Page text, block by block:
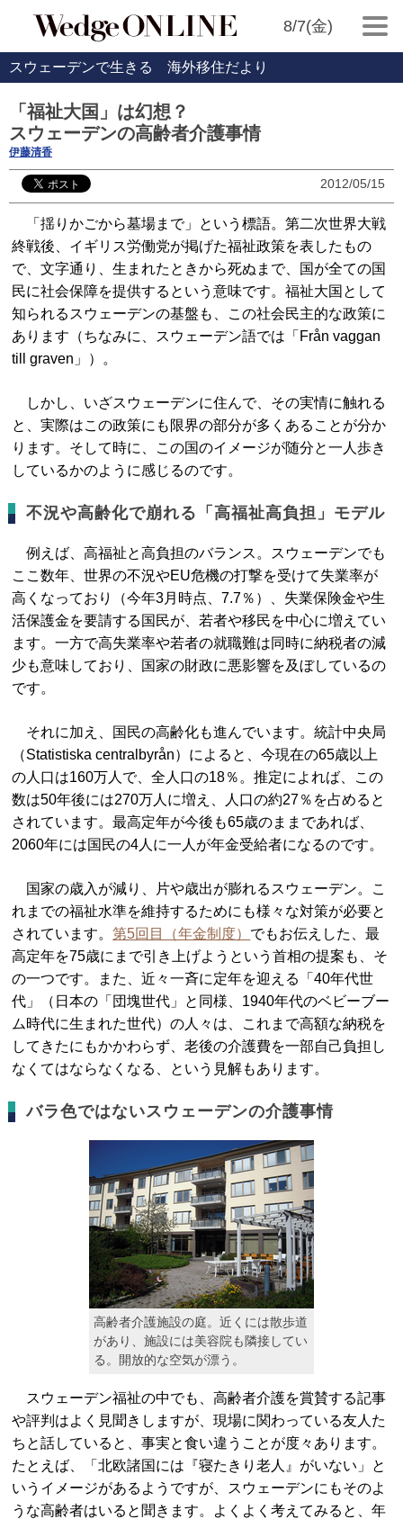
8/7(金)
スウェーデンで生きる 海外移住だより
「福祉大国」は幻想？
スウェーデンの高齢者介護事情
伊藤清香
2012/05/15
「揺りかごから墓場まで」という標語。第二次世界大戦
終戦後、イギリス労働党が掲げた福祉政策を表したもの
で、文字通り、生まれたときから死ぬまで、国が全ての国
民に社会保障を提供するという意味です。福祉大国として
知られるスウェーデンの基盤も、この社会民主的な政策に
あります（ちなみに、スウェーデン語では「Från vaggan
till graven」）。
しかし、いざスウェーデンに住んで、その実情に触れる
と、実際はこの政策にも限界の部分が多くあることが分か
ります。そして時に、この国のイメージが随分と一人歩き
しているかのように感じるのです。
不況や高齢化で崩れる「高福祉高負担」モデル
例えば、高福祉と高負担のバランス。スウェーデンでも
ここ数年、世界の不況やEU危機の打撃を受けて失業率が
高くなっており（今年3月時点、7.7％）、失業保険金や生
活保護金を要請する国民が、若者や移民を中心に増えてい
ます。一方で高失業率や若者の就職難は同時に納税者の減
少も意味しており、国家の財政に悪影響を及ぼしているの
です。
それに加え、国民の高齢化も進んでいます。統計中央局
（Statistiska centralbyrån）によると、今現在の65歳以上
の人口は160万人で、全人口の18％。推定によれば、この
数は50年後には270万人に増え、人口の約27％を占めると
されています。最高定年が今後も65歳のままであれば、
2060年には国民の4人に一人が年金受給者になるのです。
国家の歳入が減り、片や歳出が膨れるスウェーデン。こ
れまでの福祉水準を維持するためにも様々な対策が必要と
されています。第5回目（年金制度） でもお伝えした、最
高定年を75歳にまで引き上げようという首相の提案も、そ
の一つです。また、近々一斉に定年を迎える「40年代世
代」（日本の「団塊世代」と同様、1940年代のベビーブー
ム時代に生まれた世代）の人々は、これまで高額な納税を
してきたにもかかわらず、老後の介護費を一部自己負担し
なくてはならなくなる、という見解もあります。
バラ色ではないスウェーデンの介護事情
高齢者介護施設の庭。近くには散歩道
があり、施設には美容院も隣接してい
る。開放的な空気が漂う。
スウェーデン福祉の中でも、高齢者介護を賞賛する記事
や評判はよく見聞きしますが、現場に関わっている友人た
ちと話していると、事実と食い違うことが度々あります。
たとえば、「北欧諸国には『寝たきり老人』がいない」と
いうイメージがあるようですが、スウェーデンにもそのよ
うな高齢者はいると聞きます。よくよく考えてみると、年